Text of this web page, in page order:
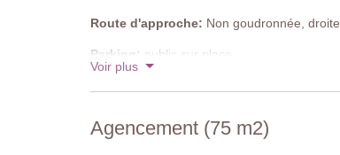
Route d'approche: Non goudronnée, droite
Parking: public sur place
Voir plus
Agencement (75 m2)